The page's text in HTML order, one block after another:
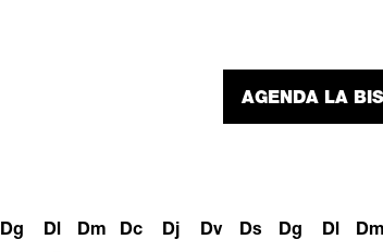
AGENDA LA
Dg
Dl
Dm
Dc
Dj
Dv
Ds
Dg
Dl
Dm